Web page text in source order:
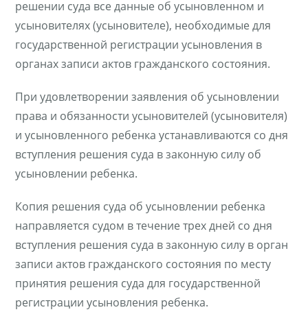
решении суда все данные об усыновленном и
усыновителях (усыновителе), необходимые для
государственной регистрации усыновления в
органах записи актов гражданского состояния.
При удовлетворении заявления об усыновлении
права и обязанности усыновителей (усыновителя)
и усыновленного ребенка устанавливаются со дня
вступления решения суда в законную силу об
усыновлении ребенка.
Копия решения суда об усыновлении ребенка
направляется судом в течение трех дней со дня
вступления решения суда в законную силу в орган
записи актов гражданского состояния по месту
принятия решения суда для государственной
регистрации усыновления ребенка.